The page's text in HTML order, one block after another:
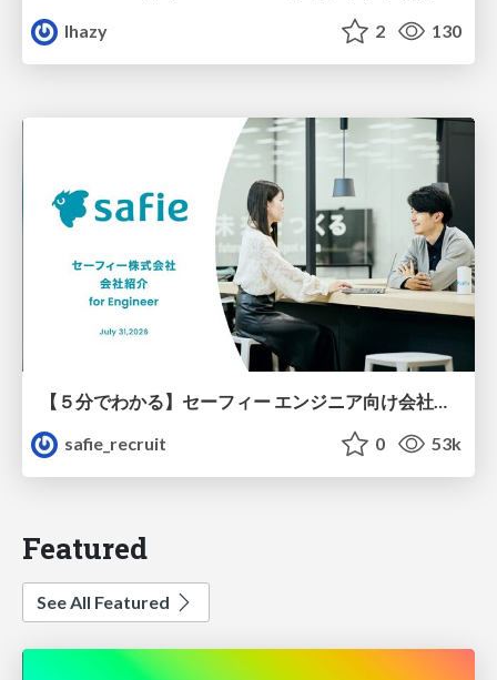
lhazy
2 130
【５分でわかる】セーフィー エンジニア向け会社紹介
safie_recruit
0 53k
Featured
See All Featured